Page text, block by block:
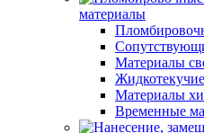
материалы
Материалы
Материалы
Временные